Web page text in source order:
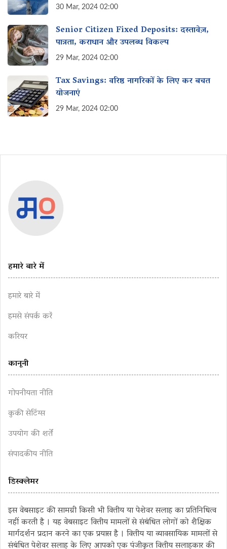
30 Mar, 2024 02:00
Senior Citizen Fixed Deposits: दस्तावेज़,
पात्रता, कराधान और उपलब्ध विकल्प
29 Mar, 2024 02:00
Tax Savings: वरिष्ठ नागरिकों के लिए कर बचत
योजनाएं
29 Mar, 2024 02:00
हमारे बारे में
हमारे बारे में
हमसे संपर्क करें
करियर
कानूनी
गोपनीयता नीति
कुकी सेटिंग्स
उपयोग की शर्तें
संपादकीय नीति
डिस्क्लेमर
इस वेबसाइट की सामग्री किसी भी वित्तीय या पेशेवर सलाह का प्रतिनिधित्व
नहीं करती है । यह वेबसाइट वित्तीय मामलों से संबंधित लोगों को शैक्षिक
मार्गदर्शन प्रदान करने का एक प्रयास है । वित्तीय या व्यावसायिक मामलों से
संबंधित पेशेवर सलाह के लिए आपको एक पंजीकृत वित्तीय सलाहकार की